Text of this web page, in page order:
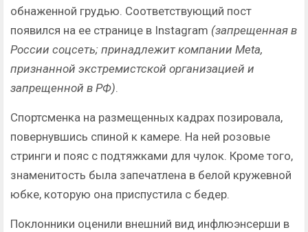
обнаженной грудью. Соответствующий пост
появился на ее странице в Instagram (запрещенная в
России соцсеть; принадлежит компании Meta,
признанной экстремистской организацией и
запрещенной в РФ).
Спортсменка на размещенных кадрах позировала,
повернувшись спиной к камере. На ней розовые
стринги и пояс с подтяжками для чулок. Кроме того,
знаменитость была запечатлена в белой кружевной
юбке, которую она приспустила с бедер.
Поклонники оценили внешний вид инфлюэнсерши в